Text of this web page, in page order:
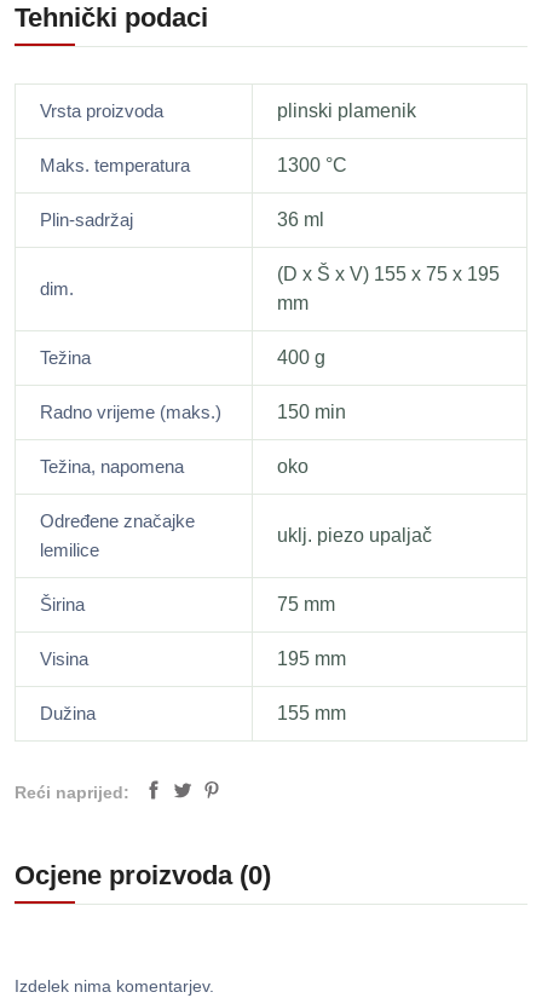
Tehnički podaci
Vrsta proizvoda plinski plamenik
Maks. temperatura 1300 °C
Plin-sadržaj 36 ml
dim.
(D x Š x V) 155 x 75 x 195
mm
Težina 400 g
Radno vrijeme (maks.) 150 min
Težina, napomena oko
Određene značajke
lemilice
uklj. piezo upaljač
Širina 75 mm
Visina 195 mm
Dužina 155 mm
Reći naprijed:
Ocjene proizvoda (0)
Izdelek nima komentarjev.